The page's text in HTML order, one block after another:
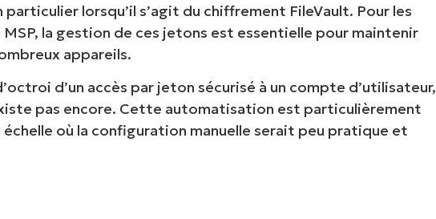
lorsqu’il s’agit du chiffrement FileVault. Pour les
la gestion de ces jetons est essentielle pour maintenir
appareils.
d’un accès par jeton sécurisé à un compte d’utilisateur,
pas encore. Cette automatisation est particulièrement
où la configuration manuelle serait peu pratique et